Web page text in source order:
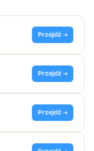
Przejdź →
Przejdź →
Przejdź →